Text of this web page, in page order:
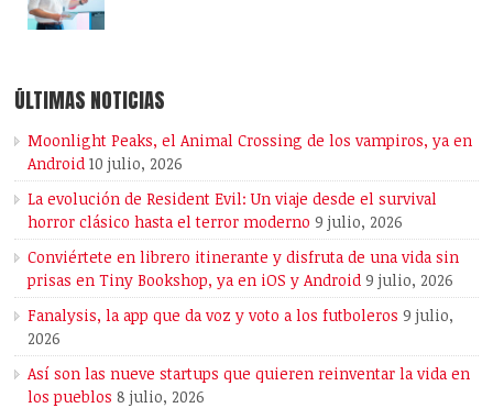
ÚLTIMAS NOTICIAS
Moonlight Peaks, el Animal Crossing de los vampiros, ya en
Android 10 julio, 2026
La evolución de Resident Evil: Un viaje desde el survival
horror clásico hasta el terror moderno 9 julio, 2026
Conviértete en librero itinerante y disfruta de una vida sin
prisas en Tiny Bookshop, ya en iOS y Android 9 julio, 2026
Fanalysis, la app que da voz y voto a los futboleros 9 julio,
2026
Así son las nueve startups que quieren reinventar la vida en
los pueblos 8 julio, 2026